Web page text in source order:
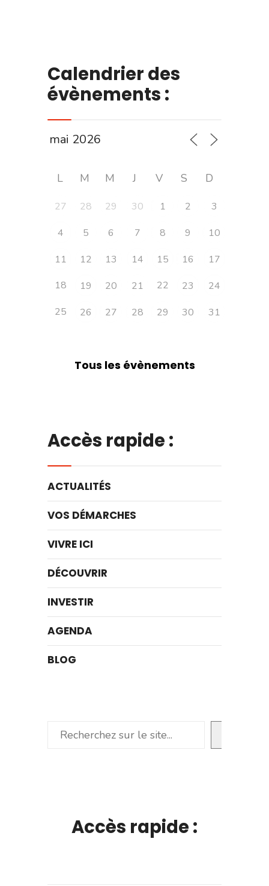
Calendrier des
évènements :
L M M J V S D
27 28 29 30 1 2
3
4
5 6 7 8 9
10
11
12 13 14 15 16
17
18
19 20 21 22 23
24
25
26 27 28 29 30 31
Tous les évènements
Accès rapide :
ACTUALITÉS
VOS DÉMARCHES
VIVRE ICI
DÉCOUVRIR
INVESTIR
AGENDA
BLOG
Rechercher
Accès rapide :